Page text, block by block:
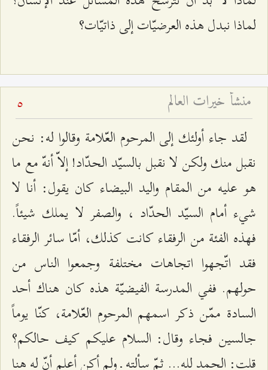
لماذا نبدل هذه العرضيّات إلى ذاتيّات؟
منشأ خيرات العالم 5
لقد جاء أولئك إلى المرحوم العّلامة وقالوا له: نحن
نقبل منك ولكن لا نقبل بالسيّد الحدّاد! إلاّ أنهّ مع ما
هو عليه من المقام واليد البيضاء كان يقول: أنا لا
شيء أمام السيّد الحدّاد ، والصفر لا يملك شيئاً.
فهذه الفئة من الرفقاء كانت كذلك، أمّا سائر الرفقاء
فقد اتّجهوا اتجاهات مختلفة وجمعوا الناس من
حولهم. ففي المدرسة الفيضيّة هذه كان هناك أحد
السادة ممّن ذكر اسمهم المرحوم العّلامة، كنّا يوماً
جالسين فجاء وقال: السلام عليكم كيف حالكم؟
قلت: الحمد لله... ثمّ سألته ـ ولم أكن أعلم أنّ له هنا